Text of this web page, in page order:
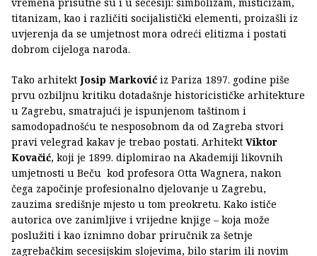
titanizam, kao i različiti socijalistički elementi, proizašli iz
uvjerenja da se umjetnost mora odreći elitizma i postati
dobrom cijeloga naroda.
Tako arhitekt Josip Marković iz Pariza 1897. godine piše
prvu ozbiljnu kritiku dotadašnje historicističke arhitekture
u Zagrebu, smatrajući je ispunjenom taštinom i
samodopadnošću te nesposobnom da od Zagreba stvori
pravi velegrad kakav je trebao postati. Arhitekt Viktor
Kovačić, koji je 1899. diplomirao na Akademiji likovnih
umjetnosti u Beču kod profesora Otta Wagnera, nakon
čega započinje profesionalno djelovanje u Zagrebu,
zauzima središnje mjesto u tom preokretu. Kako ističe
autorica ove zanimljive i vrijedne knjige – koja može
poslužiti i kao iznimno dobar priručnik za šetnje
zagrebačkim secesijskim slojevima, bilo starim ili novim